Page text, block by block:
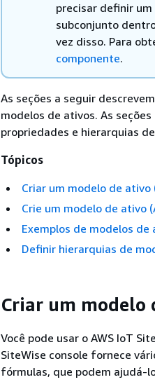
precisar definir
subconjunto
vez disso. Para
componente.
As seções a seguir
modelos de ativos. As
propriedades e hierarquias
Tópicos
Criar um modelo de ativo
Crie um modelo de ativo
Exemplos de modelos de
Definir hierarquias de
Criar um modelo
Você pode usar o AWS IoT
SiteWise console fornece
fórmulas, que podem ajudá-